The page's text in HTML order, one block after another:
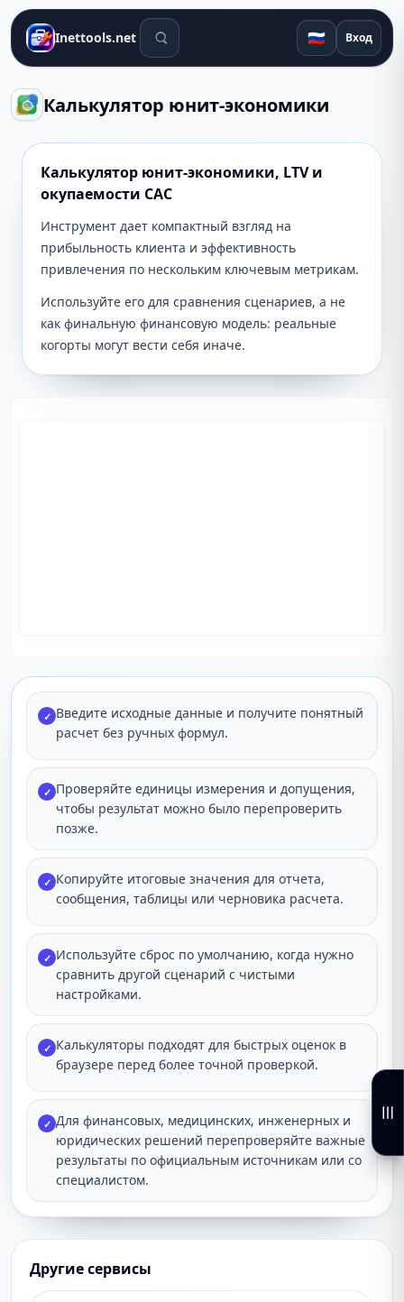
Inettools.net Поиск инструментов 🇷🇺 Вход
Калькулятор юнит-экономики
Калькулятор юнит-экономики, LTV и
окупаемости CAC
Инструмент дает компактный взгляд на
прибыльность клиента и эффективность
привлечения по нескольким ключевым метрикам.
Используйте его для сравнения сценариев, а не
как финальную финансовую модель: реальные
когорты могут вести себя иначе.
✓ Введите исходные данные и получите понятный
расчет без ручных формул.
✓ Проверяйте единицы измерения и допущения,
чтобы результат можно было перепроверить
позже.
✓ Копируйте итоговые значения для отчета,
сообщения, таблицы или черновика расчета.
✓ Используйте сброс по умолчанию, когда нужно
сравнить другой сценарий с чистыми
настройками.
✓ Калькуляторы подходят для быстрых оценок в
браузере перед более точной проверкой.
✓ Для финансовых, медицинских, инженерных и
юридических решений перепроверяйте важные
результаты по официальным источникам или со
специалистом.
Другие сервисы